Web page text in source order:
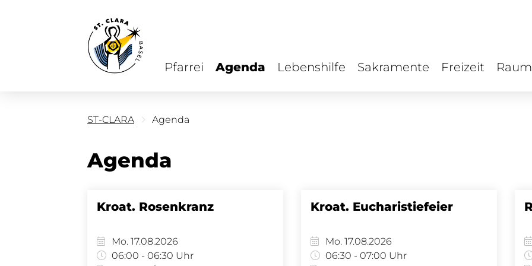
Pfarrei Agenda Lebenshilfe Sakramente Freizeit
ST-CLARA Agenda
Agenda
Kroat. Rosenkranz
Mo. 17.08.2026
06:00 - 06:30 Uhr
Kroat. Eucharistiefeier
Mo. 17.08.2026
06:30 - 07:00 Uhr